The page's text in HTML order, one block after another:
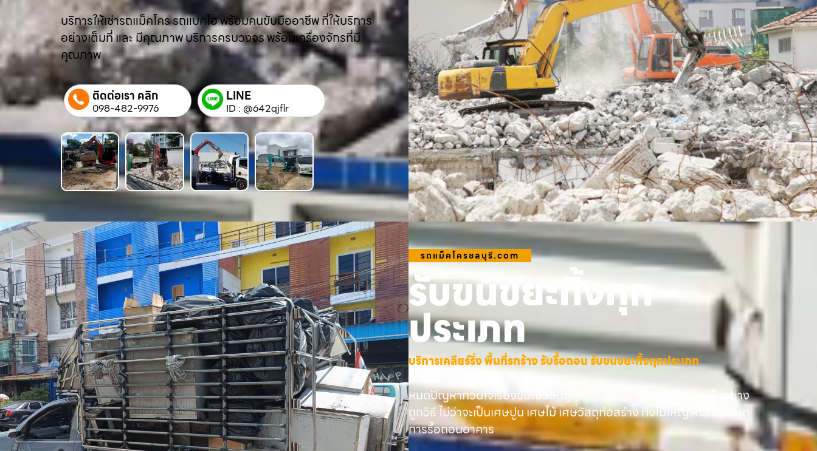
บริการให้เช่ารถแม็คโคร รถแบคโฮ พร้อมคนขับมืออาชีพ ที่ให้บริการ
อย่างเต็มที่ และ มีคุณภาพ บริการครบวงจร พร้อมเครื่องจักรที่มี
คุณภาพ
ติดต่อเรา คลิก
098-482-9976
LINE
ID : @642qjflr
รถแม็คโครชลบุรี.com
รับขนขยะทิ้งทุก
ประเภท
บริการเคลียร์ริ่ง พื้นที่รกร้าง รับรื้อถอน รับขนขยะทิ้งทุกประเภท
หมดปัญหากวนใจเรื่องขยะชิ้นใหญ่! เรารับบรรทุกและขนย้ายขยะทิ้งอย่าง
ถูกวิธี ไม่ว่าจะเป็นเศษปูน เศษไม้ เศษวัสดุก่อสร้าง กิ่งไม้ใหญ่ หรือขยะจาก
การรื้อถอนอาคาร